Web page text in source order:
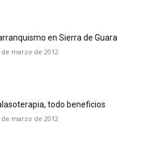
en Sierra de Guara
de marzo de 2012
todo beneficios
de marzo de 2012